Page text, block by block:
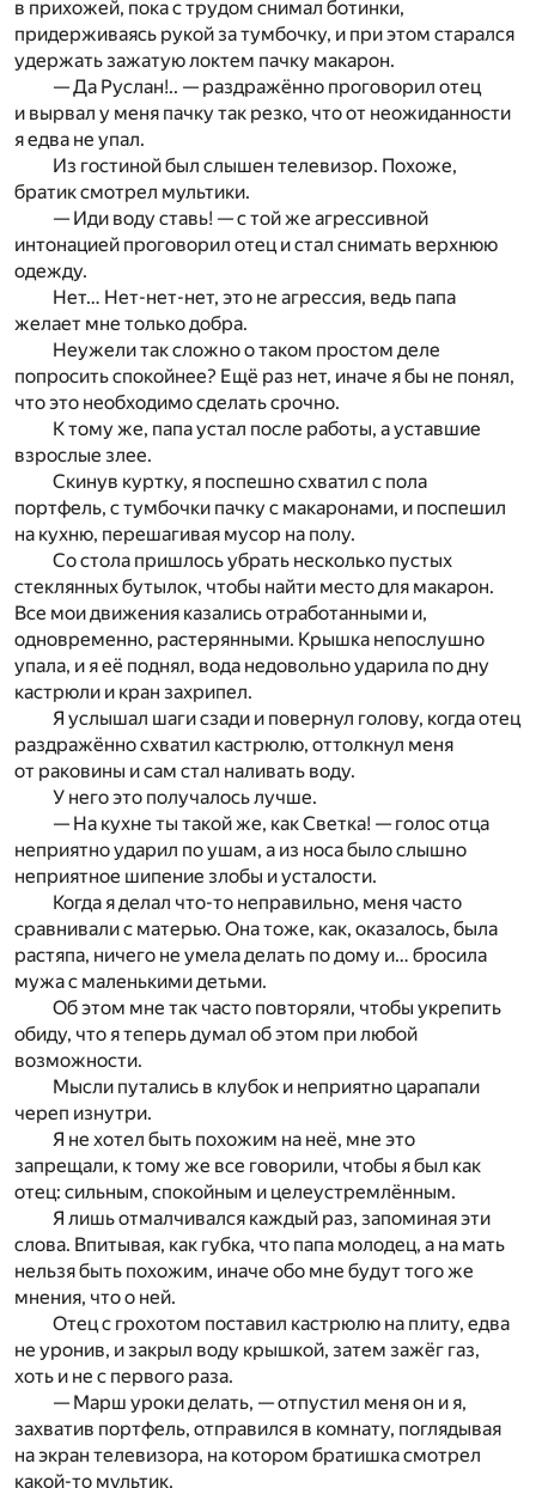
в прихожей, пока с трудом снимал ботинки,
придерживаясь рукой за тумбочку, и при этом старался
удержать зажатую локтем пачку макарон.
— Да Руслан!.. — раздражённо проговорил отец
и вырвал у меня пачку так резко, что от неожиданности
я едва не упал.
Из гостиной был слышен телевизор. Похоже,
братик смотрел мультики.
— Иди воду ставь! — с той же агрессивной
интонацией проговорил отец и стал снимать верхнюю
одежду.
Нет… Нет-нет-нет, это не агрессия, ведь папа
желает мне только добра.
Неужели так сложно о таком простом деле
попросить спокойнее? Ещё раз нет, иначе я бы не понял,
что это необходимо сделать срочно.
К тому же, папа устал после работы, а уставшие
взрослые злее.
Скинув куртку, я поспешно схватил с пола
портфель, с тумбочки пачку с макаронами, и поспешил
на кухню, перешагивая мусор на полу.
Со стола пришлось убрать несколько пустых
стеклянных бутылок, чтобы найти место для макарон.
Все мои движения казались отработанными и,
одновременно, растерянными. Крышка непослушно
упала, и я её поднял, вода недовольно ударила по дну
кастрюли и кран захрипел.
Я услышал шаги сзади и повернул голову, когда отец
раздражённо схватил кастрюлю, оттолкнул меня
от раковины и сам стал наливать воду.
У него это получалось лучше.
— На кухне ты такой же, как Светка! — голос отца
неприятно ударил по ушам, а из носа было слышно
неприятное шипение злобы и усталости.
Когда я делал что-то неправильно, меня часто
сравнивали с матерью. Она тоже, как, оказалось, была
растяпа, ничего не умела делать по дому и… бросила
мужа с маленькими детьми.
Об этом мне так часто повторяли, чтобы укрепить
обиду, что я теперь думал об этом при любой
возможности.
Мысли путались в клубок и неприятно царапали
череп изнутри.
Я не хотел быть похожим на неё, мне это
запрещали, к тому же все говорили, чтобы я был как
отец: сильным, спокойным и целеустремлённым.
Я лишь отмалчивался каждый раз, запоминая эти
слова. Впитывая, как губка, что папа молодец, а на мать
нельзя быть похожим, иначе обо мне будут того же
мнения, что о ней.
Отец с грохотом поставил кастрюлю на плиту, едва
не уронив, и закрыл воду крышкой, затем зажёг газ,
хоть и не с первого раза.
— Марш уроки делать, — отпустил меня он и я,
захватив портфель, отправился в комнату, поглядывая
на экран телевизора, на котором братишка смотрел
какой-то мультик.